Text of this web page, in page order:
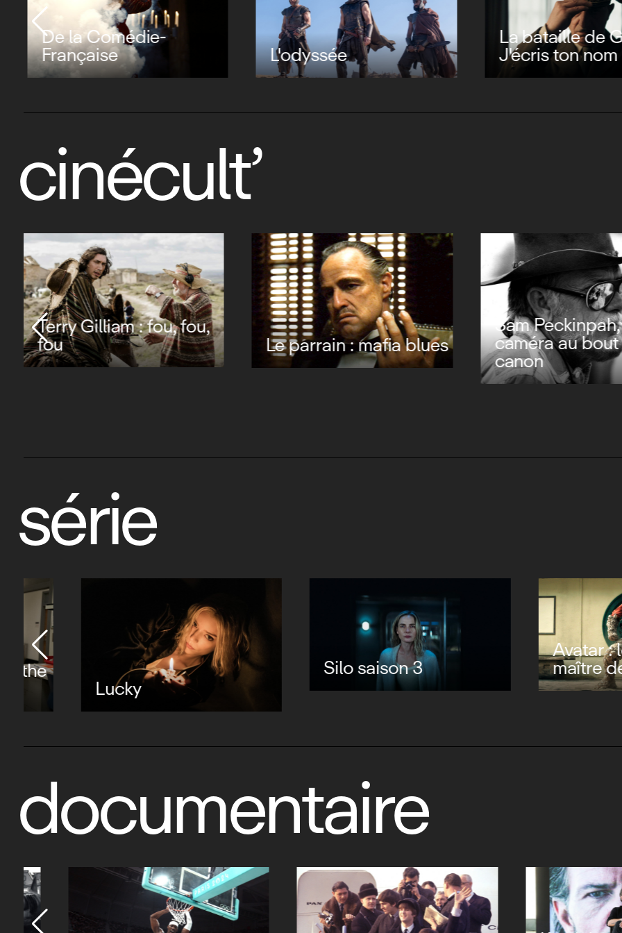
De la Comédie-
Française L'odyssée
La bataille de
J'écris ton nom
cinécult’
Terry Gilliam : fou, fou,
fou Le parrain : mafia blues
Sam
caméra au
canon
série
Lucky
Silo saison 3
Avatar : le
maître de l'air
documentaire